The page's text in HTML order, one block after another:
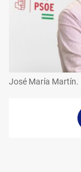
José María Martín.